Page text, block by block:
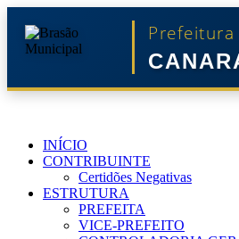
INÍCIO
CONTRIBUINTE
Certidões Negativas
ESTRUTURA
PREFEITA
VICE-PREFEITO